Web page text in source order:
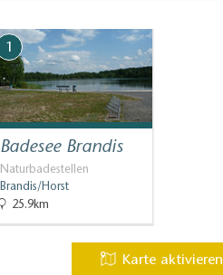
1
Badesee Brandis
Naturbadestellen
Brandis/Horst
25.9km
Karte aktivieren